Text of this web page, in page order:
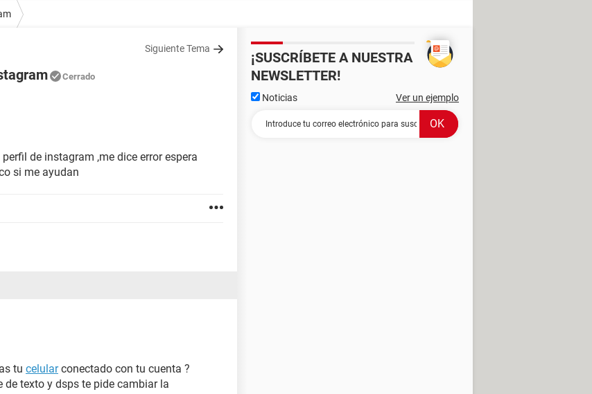
Siguiente Tema
Cerrado
de instagram ,me dice error espera
si me ayudan
tu celularconectado con tu cuenta ?
texto y dsps te pide cambiar la
¡SUSCRÍBETE A NUESTRA
NEWSLETTER!
Noticias Ver un ejemplo